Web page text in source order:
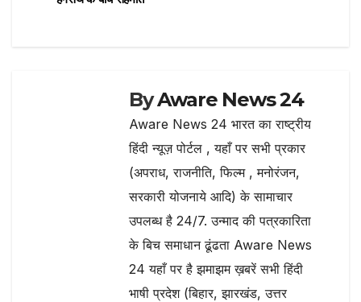
ByAware News 24
Aware News 24 भारत का राष्ट्रीय
हिंदी न्यूज़ पोर्टल , यहाँ पर सभी प्रकार
(अपराध, राजनीति, फिल्म , मनोरंजन,
सरकारी योजनाये आदि) के सामाचार
उपलब्ध है 24/7. उन्माद की पत्रकारिता
के बिच समाधान ढूंढता Aware News
24 यहाँ पर है झमाझम ख़बरें सभी हिंदी
भाषी प्रदेश (बिहार, झारखंड, उत्तर